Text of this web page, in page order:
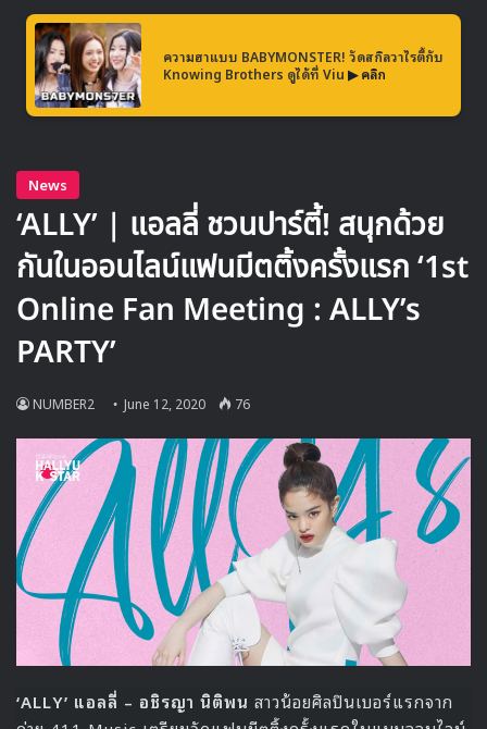
1 BTSㅡ 8,562,921
3 EXOㅡ 2,611,909
4 ONFㅡ 2,363,168
5 SEVENTEENㅡ 2,132,681
6 TXT
7 BTOB
8 WINNER
9 MONSTA X
11 SUPER JUNIOR
12 ASTRO
13 THE BOYZ
14 VIXX
15 SHINee
16 BIGBANG
17 AB6IX
18 INFINITE
19 PENTAGON
20 VERIVERY
ความฮาแบบ BABYMONSTER! วัดสกิลวาไรตี้กับ
Knowing Brothers ดูได้ที่ Viu ▶ คลิก